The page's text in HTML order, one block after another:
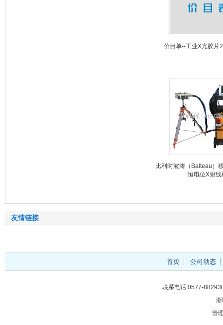
价目单--工业X光胶片
比利时波涛（Balteau）
恒电位X射线
友情链接
首页 公司动态
联系电话:0577-
管